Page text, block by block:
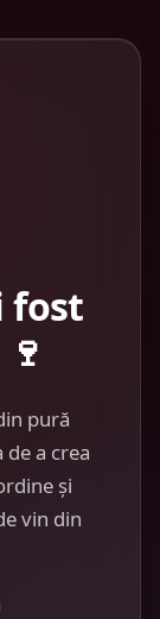
fost
🍷
pură
a crea
și
vin din